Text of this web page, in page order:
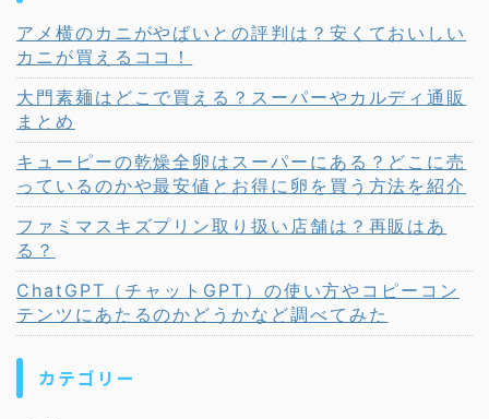
アメ横のカニがやばいとの評判は？安くておいしい
カニが買えるココ！
大門素麺はどこで買える？スーパーやカルディ通販
まとめ
キューピーの乾燥全卵はスーパーにある？どこに売
っているのかや最安値とお得に卵を買う方法を紹介
ファミマスキズプリン取り扱い店舗は？再販はあ
る？
ChatGPT（チャットGPT）の使い方やコピーコン
テンツにあたるのかどうかなど調べてみた
カテゴリー